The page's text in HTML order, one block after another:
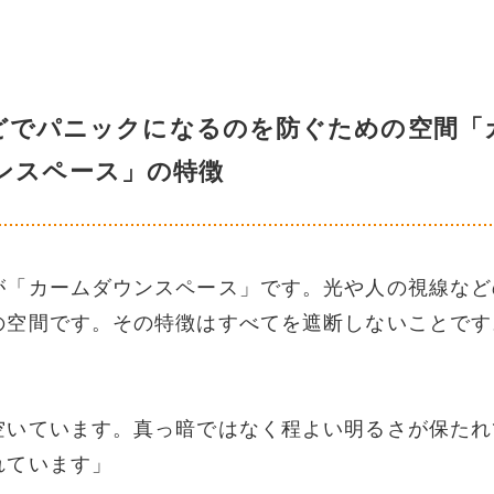
パニックになるのを防ぐための空間「
スペース」の特徴
カームダウンスペース」です。光や人の視線な
間です。その特徴はすべてを遮断しないことで
ています。真っ暗ではなく程よい明るさが保た
います」